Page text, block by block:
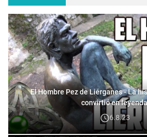
El Hombre Pez de Liérganes - La
convirtió en
6.8.23